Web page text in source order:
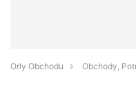
Orly Obchodu Obchody,